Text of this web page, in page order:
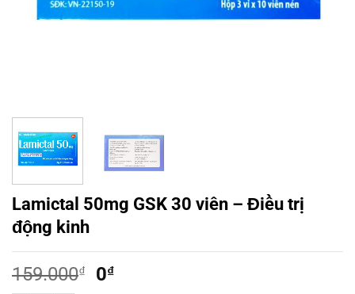
Lamictal 50mg GSK 30 viên – Điều trị
động kinh
159.000₫
Giá
0₫Giá